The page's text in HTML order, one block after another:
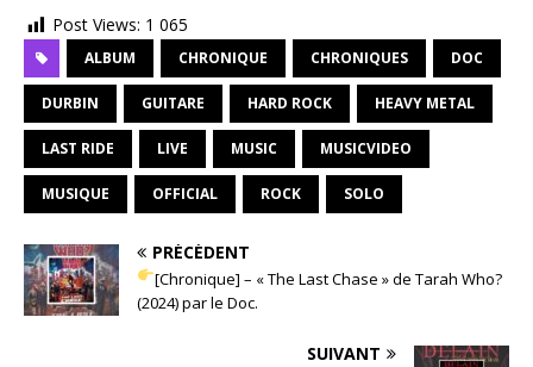
Post Views: 1 065
ALBUM CHRONIQUE CHRONIQUES DOC
DURBIN GUITARE HARD ROCK HEAVY METAL
LAST RIDE LIVE MUSIC MUSICVIDEO
MUSIQUE OFFICIAL ROCK SOLO
PRÉCÉDENT
[Chronique] – « The Last Chase » de Tarah Who?
(2024) par le Doc.
SUIVANT